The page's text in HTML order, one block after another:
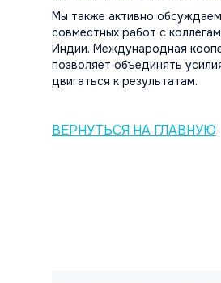
Мы также активно
совместных работ с
Индии. Международная
позволяет объединять
двигаться к результатам.
ВЕРНУТЬСЯ НА ГЛАВНУЮ